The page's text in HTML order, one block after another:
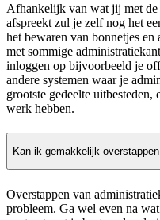
Afhankelijk van wat jij met
afspreekt zul je zelf nog het
het bewaren van bonnetjes en
met sommige
inloggen op bijvoorbeeld je
andere systemen waar je
grootste gedeelte
werk hebben.
Kan ik gemakkelijk
Overstappen van
probleem. Ga wel even na